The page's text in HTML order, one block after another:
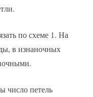
по схеме 1. На
в изнаночных
число петель